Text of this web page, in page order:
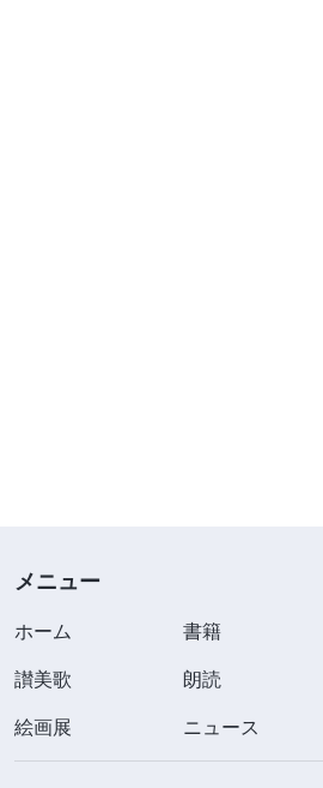
れば見つからないと思ってい
はいくつかの名前を読み上げ、
ているかと訊いてから、さらに
た。「教会の金はどこに隠し
メニュー
ホーム 書籍
讃美歌
朗読
絵画展
ニュース